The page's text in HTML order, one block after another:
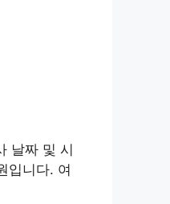
날짜 및 시
입니다. 여